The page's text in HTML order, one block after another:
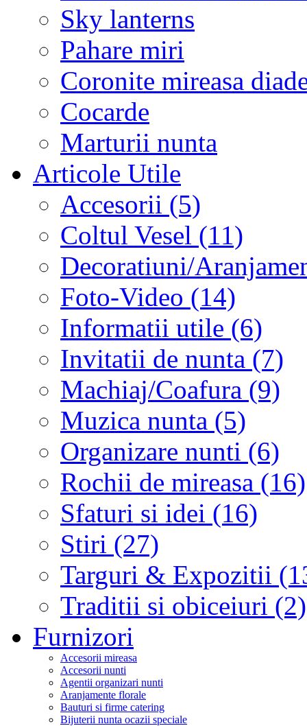
Sky lanterns
Pahare miri
Coronite mireasa
Cocarde
Marturii nunta
Articole Utile
Accesorii (5)
Coltul Vesel (11)
Decoratiuni/
Foto-Video (14)
Informatii utile (6)
Invitatii de nunta (7)
Machiaj/Coafura (9)
Muzica nunta (5)
Organizare nunti (6)
Rochii de mireasa (16)
Sfaturi si idei (16)
Stiri (27)
Targuri & Expozitii
Traditii si obiceiuri (2)
Furnizori
Accesorii mireasa
Accesorii nunti
Agentii organizari nunti
Aranjamente florale
Bauturi si firme catering
Bijuterii nunta ocazii speciale